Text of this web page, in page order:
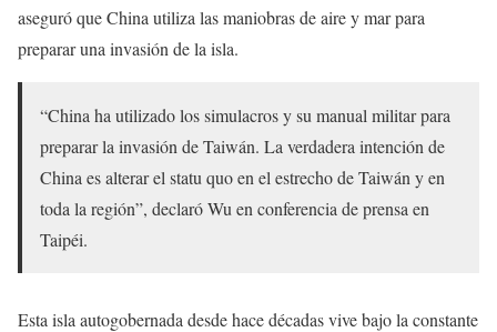
aseguró que China utiliza las maniobras de aire y mar para
preparar una invasión de la isla.
“China ha utilizado los simulacros y su manual militar para
preparar la invasión de Taiwán. La verdadera intención de
China es alterar el statu quo en el estrecho de Taiwán y en
toda la región”, declaró Wu en conferencia de prensa en
Taipéi.
Esta isla autogobernada desde hace décadas vive bajo la constante